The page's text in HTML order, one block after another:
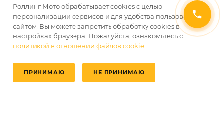
Роллинг Мото обрабатывает сookies с целью
персонализации сервисов и для удобства пользования
сайтом. Вы можете запретить обработку сookies в
настройках браузера. Пожалуйста, ознакомьтесь с
политикой в отношении файлов cookie
ПРИНИМАЮ НЕ ПРИНИМАЮ